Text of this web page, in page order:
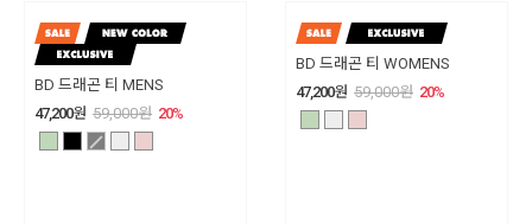
BD 드래곤 티 MENS
47,200원 59,000원 20%
BD 드래곤 티 WOMENS
47,200원 59,000원 20%